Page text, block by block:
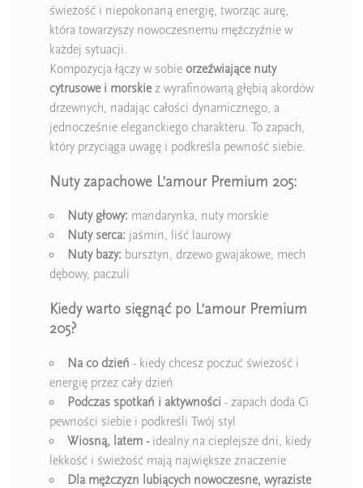
świeżość i niepokonaną energię, tworząc aurę,
która towarzyszy nowoczesnemu mężczyźnie w
każdej sytuacji.
Kompozycja łączy w sobie orzeźwiające nuty
cytrusowe i morskiez wyrafinowaną głębią akordów
drzewnych, nadając całości dynamicznego, a
jednocześnie eleganckiego charakteru. To zapach,
który przyciąga uwagę i podkreśla pewność siebie.
Nuty zapachowe L’amour Premium 205:
Nuty głowy: mandarynka, nuty morskie
Nuty serca: jaśmin, liść laurowy
Nuty bazy: bursztyn, drzewo gwajakowe, mech
dębowy, paczuli
Kiedy warto sięgnąć po L’amour Premium
205?
Na co dzień - kiedy chcesz poczuć świeżość i
energię przez cały dzień
Podczas spotkań i aktywności - zapach doda Ci
pewności siebie i podkreśli Twój styl
Wiosną, latem - idealny na cieplejsze dni, kiedy
lekkość i świeżość mają największe znaczenie
Dla mężczyzn lubiących nowoczesne, wyraziste